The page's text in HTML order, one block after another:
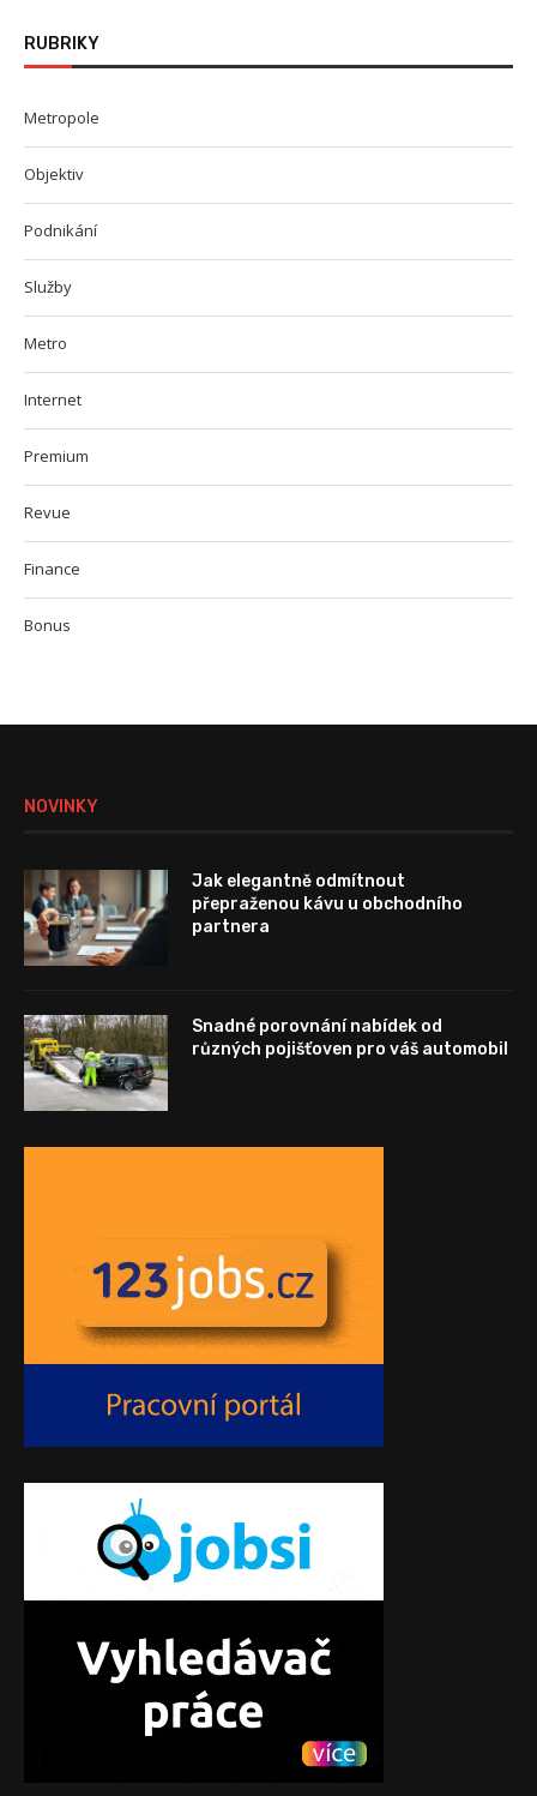
RUBRIKY
Metropole
Objektiv
Podnikání
Služby
Metro
Internet
Premium
Revue
Finance
Bonus
NOVINKY
Jak elegantně odmítnout
přepraženou kávu u obchodního
partnera
Snadné porovnání nabídek od
různých pojišťoven pro váš automobil